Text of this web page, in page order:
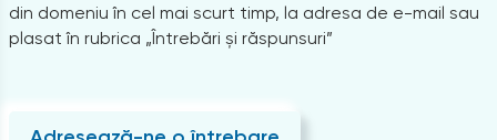
din domeniu în cel mai scurt timp, la adresa de e-mail sau
plasat în rubrica „Întrebări și răspunsuri”